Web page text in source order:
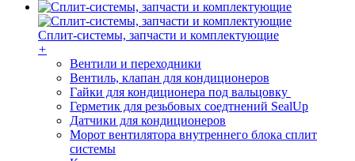
Сплит-системы, запчасти и комплектующие
+
Вентили и переходники
Вентиль, клапан для кондиционеров
Гайки для кондиционера под вальцовку
Герметик для резьбовых соедтнений SealUp
Датчики для кондиционеров
Морот вентилятора внутреннего блока сплит
системы